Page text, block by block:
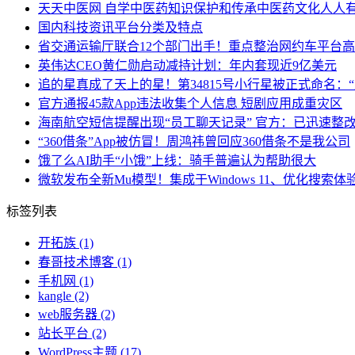
天天中医网 自学中医药知识保护和传承中医药文化人人
国内科技资讯平台分类及特点
省交通运输厅联合12个部门出手！重点整治网约车平台
英伟达CEO黄仁勋启动减持计划：年内套现近9亿美元
追的星真成了天上的星！第34815号小行星被正式命名：
官方通报45款App违法收集个人信息 短剧应用成重灾区
海南航空短信提醒出现“员工聊天记录” 官方：已迅速整
“360借条”App被仿冒！周鸿祎曾回应360借条不是我公司
饿了么AI助手“小饿”上线：骑手普遍认为帮助很大
微软发布全新Mu模型！集成于Windows 11、优化搜索体
标签列表
开拓族 (1)
春哥技术博客 (1)
手机网 (1)
kangle (2)
web服务器 (2)
站长平台 (2)